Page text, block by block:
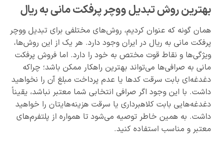
بهترین روش تبدیل ووچر پرفکت مانی به ریال
همان گونه که عنوان کردیم، روش‌های مختلفی برای تبدیل ووچر
پرفکت مانی به ریال در ایران وجود دارد. هر یک از این روش‌ها،
ویژگی‌ها و نقاط قوت مختص به خود را دارد. اما فروش پرفکت
مانی به صرافی‌ها می‌تواند بهترین راهکار ممکن باشد؛ چراکه
دغدغه‌ای بابت سرقت کدها یا عدم پرداخت مبلغ آن را نخواهید
داشت. با این وجود اگر صرافی انتخابی شما معتبر نباشد، یقیناً
دغدغه‌هایی بابت کلاهبرداری یا سرقت هزینه‌هایتان را خواهید
داشت. به همین خاطر توصیه می‌شود تا همواره از پلتفرم‌های
معتبر و مناسب استفاده کنید.